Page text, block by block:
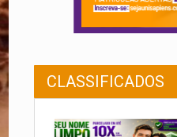
CLASSIFICADOS